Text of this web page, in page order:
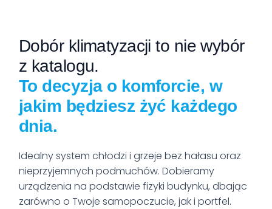
Dobór klimatyzacji to nie wybór
z katalogu.
To decyzja o komforcie, w
jakim będziesz żyć każdego
dnia.
Idealny system chłodzi i grzeje bez hałasu oraz
nieprzyjemnych podmuchów. Dobieramy
urządzenia na podstawie fizyki budynku, dbając
zarówno o Twoje samopoczucie, jak i portfel.